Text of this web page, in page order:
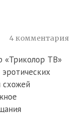
4 комментария
«Триколор ТВ»
схожей